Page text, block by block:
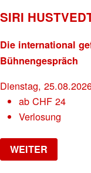
SIRI
Die international
Bühnengespräch
Dienstag,
abCHF 24
Verlosung
WEITER